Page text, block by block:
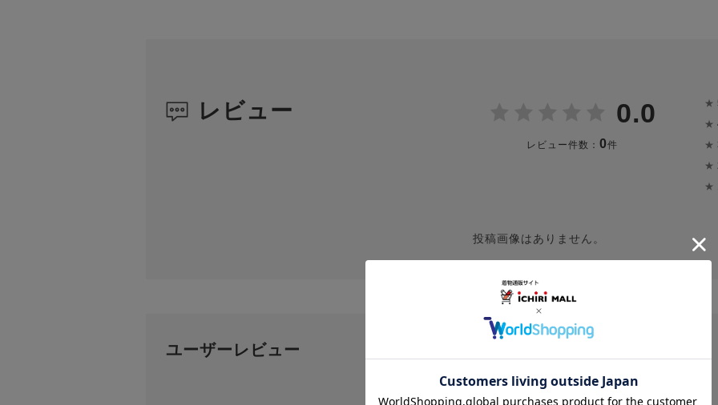
レビュー 0.0
レビュー件数： 0件
★
★
★
★
★
投稿画像はありません。
ユーザーレビュー
レビューはありません。